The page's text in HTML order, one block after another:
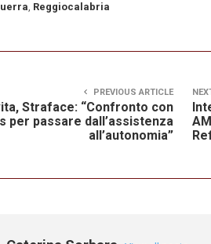
, Reggiocalabria
PREVIOUS ARTICLE
Straface: “Confronto con
per passare dall’assistenza
all’autonomia”